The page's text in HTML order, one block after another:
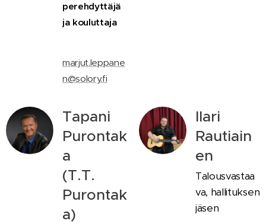
perehdyttäjä
ja kouluttaja
marjut.leppane
n@solory.fi
Tapani
Purontak
a
(T.T.
Purontak
a)
Ilari
Rautiain
en
Talousvastaa
va, hallituksen
jäsen